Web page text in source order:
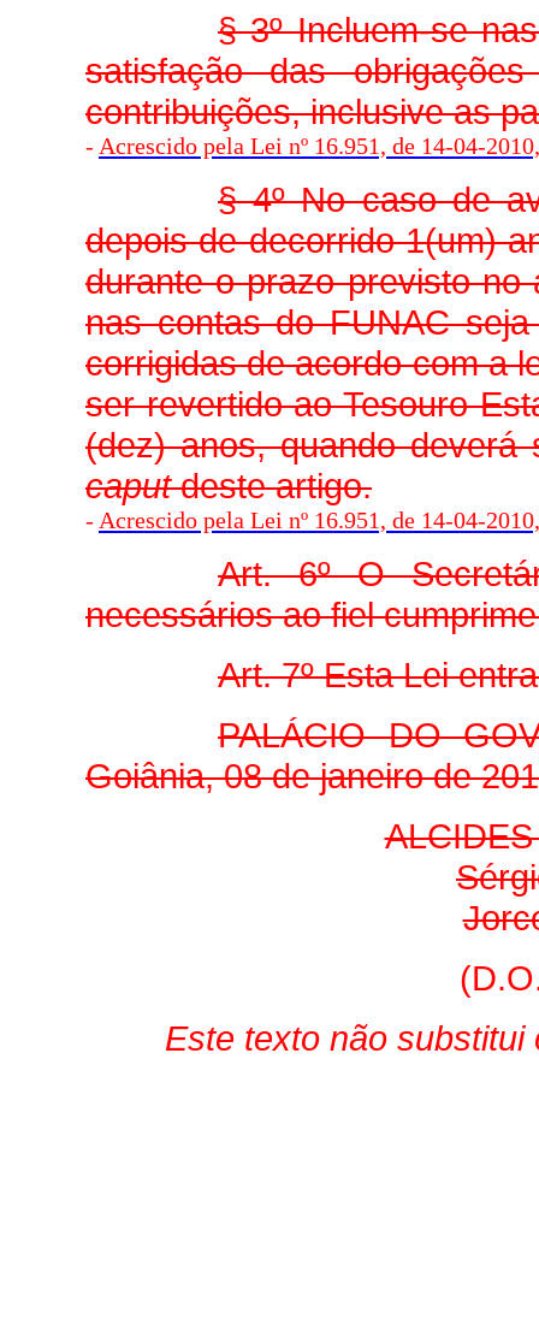
§ 3º Incluem-se
satisfação das
contribuições, inclusive as
- Acrescido pela Lei nº 16.951, de 14-04-
§ 4º No caso de
depois de decorrido 1(um)
durante o prazo previsto no
nas contas do FUNAC
corrigidas de acordo com a
ser revertido ao Tesouro
(dez) anos, quando deverá
caputdeste artigo.
- Acrescido pela Lei nº 16.951, de 14-04-
Art. 6º O
necessários ao fiel
Art. 7º Esta Lei
PALÁCIO DO
Goiânia, 08 de janeiro de
Este texto não